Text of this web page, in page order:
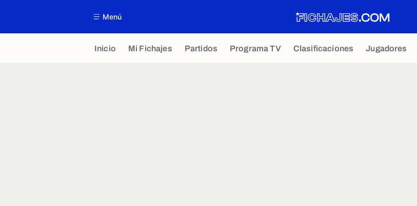
Menú
Inicio Mi Fichajes Partidos Programa TV Clasificaciones Jugadores